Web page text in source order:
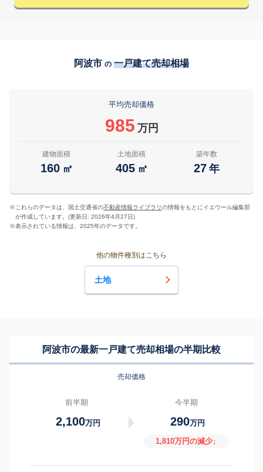
阿波市 の 一戸建て売却相場
平均売却価格
985 万円
建物面積
160 ㎡
土地面積
405 ㎡
築年数
27 年
※ これらのデータは、国土交通省の不動産情報ライブラリの情報をもとにイエウール編集部
が作成しています。(更新日: 2026年4月27日)
※表示されている情報は、2025年のデータです。
他の物件種別はこちら
土地
阿波市の最新一戸建て売却相場の半期比較
売却価格
前半期
2,100万円
今半期
290万円
1,810万円の減少↓